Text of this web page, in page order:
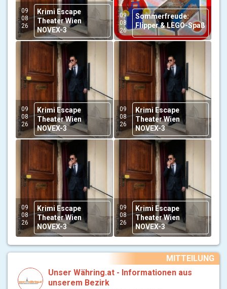
09
08
26
Krimi Escape
Theater Wien
NOVEX-3
09
08
26
Sommerfreude:
Flipper & LEGO-Spaß
09
08
26
Krimi Escape
Theater Wien
NOVEX-3
09
08
26
Krimi Escape
Theater Wien
NOVEX-3
09
08
26
Krimi Escape
Theater Wien
NOVEX-3
09
08
26
Krimi Escape
Theater Wien
NOVEX-3
MITTEILUNG
Unser Währing.at - Informationen aus
unserem Bezirk